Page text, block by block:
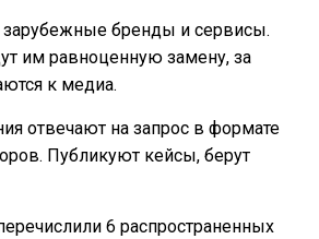
зарубежные бренды и сервисы.
им равноценную замену, за
к медиа.
отвечают на запрос в формате
Публикуют кейсы, берут
6 распространенных